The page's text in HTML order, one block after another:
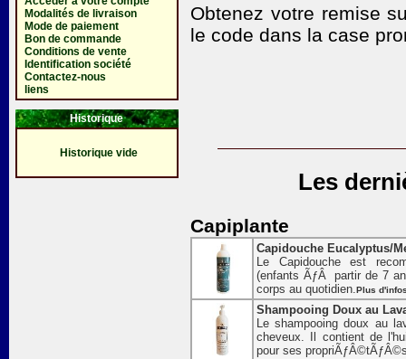
Modalités de livraison
Mode de paiement
Bon de commande
Conditions de vente
Identification société
Contactez-nous
liens
Historique
Historique vide
Obtenez votre remise
le code dans la case
Les
Capiplante
Capidouche Eucalyptus/
Le Capidouche est
(enfants ÃƒÂ partir de 7
corps au quotidien.Plus
Shampooing Doux au
Le shampooing doux au
cheveux. Il contient de
pour ses